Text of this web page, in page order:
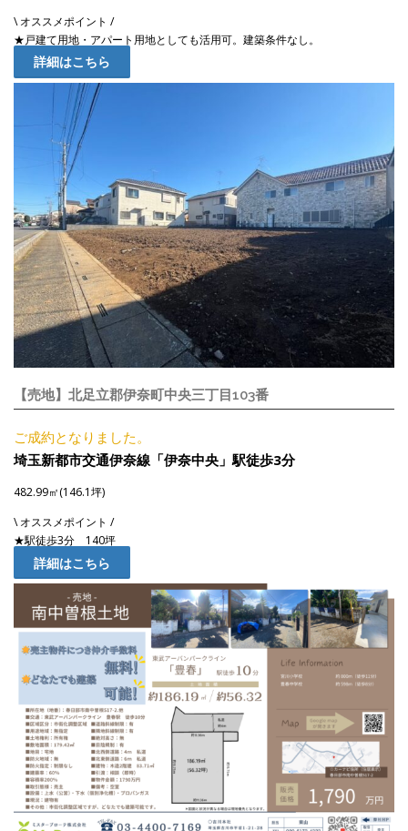
\ オススメポイント /
★戸建て用地・アパート用地としても活用可。建築条件なし。
詳細はこちら
【売地】北足立郡伊奈町中央三丁目103番
ご成約となりました。
埼玉新都市交通伊奈線「伊奈中央」駅徒歩3分
482.99㎡(146.1坪)
\ オススメポイント /
★駅徒歩3分 140坪
詳細はこちら